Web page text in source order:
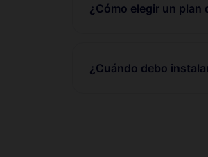
¿Cómo elegir un plan
¿Cuándo debo